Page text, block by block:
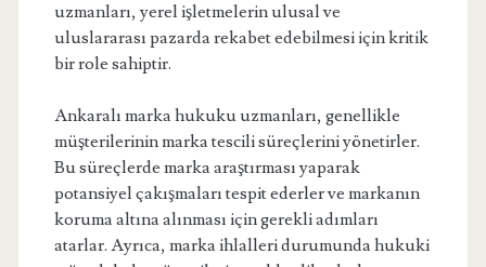
uzmanları, yerel işletmelerin ulusal ve
uluslararası pazarda rekabet edebilmesi için kritik
bir role sahiptir.
Ankaralı marka hukuku uzmanları, genellikle
müşterilerinin marka tescili süreçlerini yönetirler.
Bu süreçlerde marka araştırması yaparak
potansiyel çakışmaları tespit ederler ve markanın
koruma altına alınması için gerekli adımları
atarlar. Ayrıca, marka ihlalleri durumunda hukuki